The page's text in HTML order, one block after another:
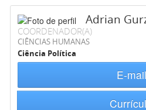
Adrian
COORDENADOR(A)
CIÊNCIAS HUMANAS
Ciência Política
E-mail